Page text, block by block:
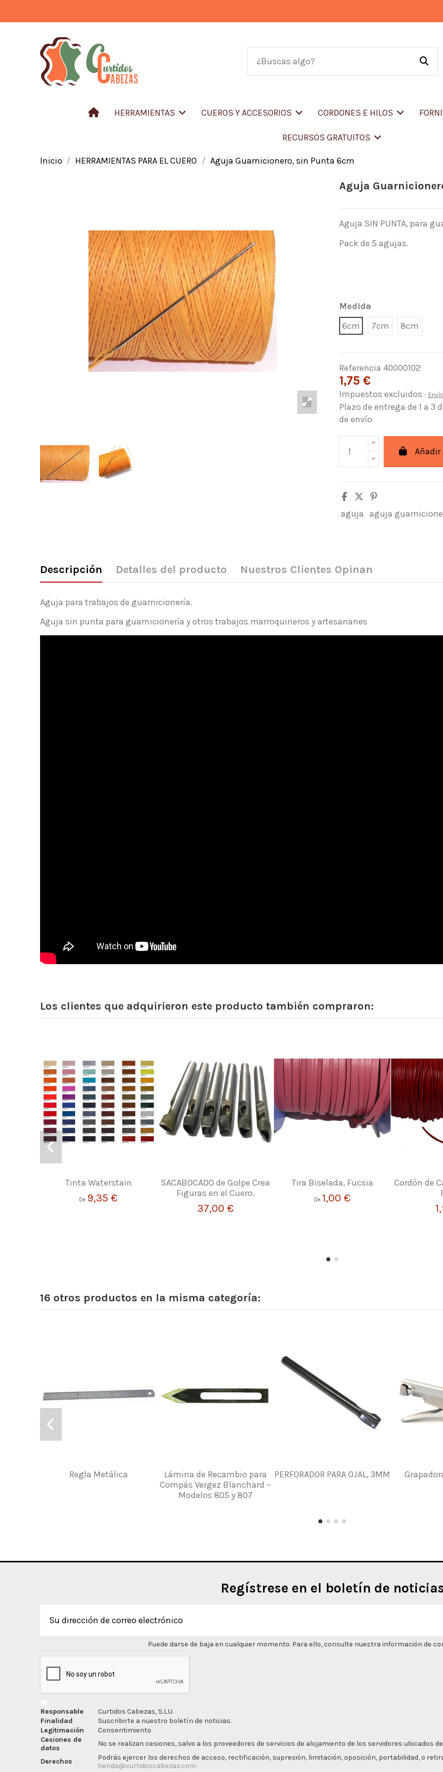
HERRAMIENTAS CUEROS Y ACCESORIOS CORDONES E HILOS
RECURSOS GRATUITOS
Inicio HERRAMIENTAS PARA EL CUERO Aguja Guarnicionero, sin Punta 6cm
Aguja
Aguja SIN PUNTA, para
Pack de 5 agujas.
Medida
6cm
7cm 8cm
Referencia 40000102
1,75 €
Impuestos excluidos
Plazo de entrega de 1 a
de envío
aguja aguja
Descripción Detalles del producto Nuestros Clientes Opinan
Aguja para trabajos de guarnicionería.
Aguja sin punta para guarnicionería y otros trabajos marroquineros y artesananes
Los clientes que adquirieron este producto también compraron:
Tinta Waterstain
De 9,35 €
SACABOCADO de Golpe Crea
Figuras en el Cuero.
37,00 €
Tira Biselada, Fucsia
De 1,00 €
Cordón de
16 otros productos en la misma categoría:
Regla Metálica
Lámina de Recambio para
Compás Vergez Blanchard –
Modelos 805 y 807
PERFORADOR PARA OJAL, 3MM
Regístrese en el boletín de
Puede darse de baja en cualquier momento. Para ello, consulte nuestra información de
Responsable
Curtidos Cabezas, S.L.U.
Finalidad
Suscribirte a nuestro boletín de noticias.
Legitimación
Consentimiento
Cesiones de
datos
No se realizan cesiones, salvo a los proveedores de servicios de alojamiento de los servidores ubicados
Derechos
Podrás ejercer los derechos de acceso, rectificación, supresión, limitación, oposición, portabilidad, o
tienda@curtidoscabezas.com